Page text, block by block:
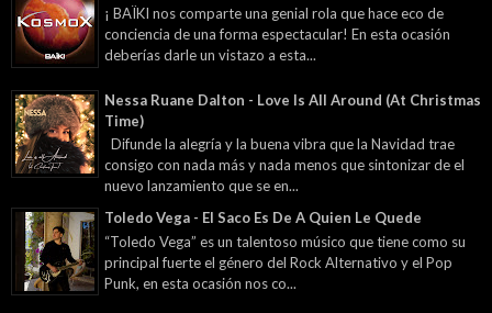
¡ BAÏKI nos comparte una genial rola que hace eco de
conciencia de una forma espectacular! En esta ocasión
deberías darle un vistazo a esta...
Nessa Ruane Dalton - Love Is All Around (At Christmas
Time)
Difunde la alegría y la buena vibra que la Navidad trae
consigo con nada más y nada menos que sintonizar de el
nuevo lanzamiento que se en...
Toledo Vega - El Saco Es De A Quien Le Quede
“Toledo Vega” es un talentoso músico que tiene como su
principal fuerte el género del Rock Alternativo y el Pop
Punk, en esta ocasión nos co...